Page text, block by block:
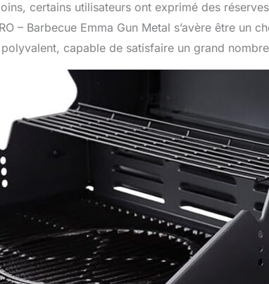
certains utilisateurs ont exprimé des
– Barbecue Emma Gun Metal s’avère être
capable de satisfaire un grand